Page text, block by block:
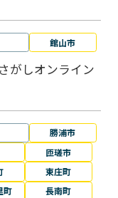
館山市
がしオンライン
勝浦市
匝瑳市
東庄町
町
長南町